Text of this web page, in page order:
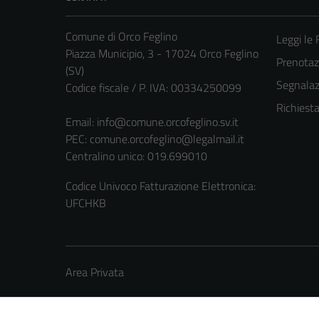
Comune di Orco Feglino
Piazza Municipio, 3 - 17024 Orco Feglino
(SV)
Codice fiscale / P. IVA: 00334250099
Email: info@comune.orcofeglino.sv.it
PEC: comune.orcofeglino@legalmail.it
Centralino unico: 019.699010
Codice Univoco Fatturazione Elettronica:
UFCHKB
Leggi le
Area Privata